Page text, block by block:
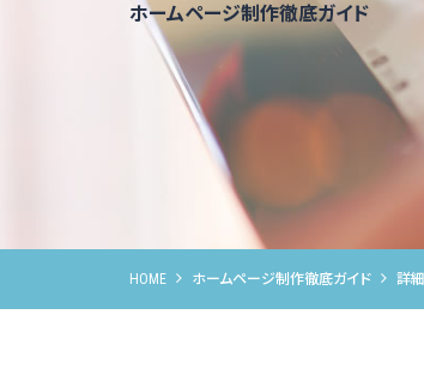
ホームページ制作徹底ガイド
HOME ホームページ制作徹底ガイド 詳細